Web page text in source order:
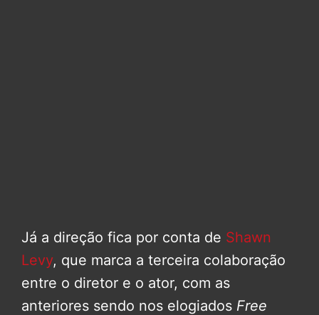
Já a direção fica por conta de Shawn
Levy, que marca a terceira colaboração
entre o diretor e o ator, com as
anteriores sendo nos elogiados Free